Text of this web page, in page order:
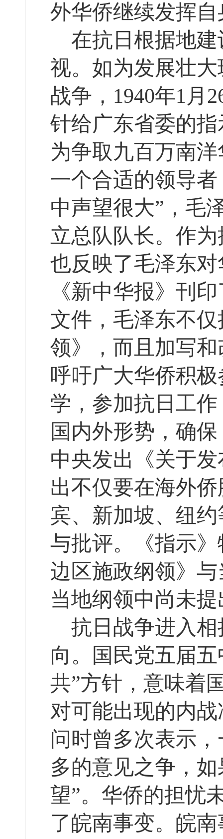
外华侨继续发挥
在抗日根据地
视。如为发展壮
战争，1940年1月
针给广东省委的
为争取九百万南
一个合适的领导
中声望很大”，毛
立总队队长。作
也反映了毛泽东
《新中华报》刊
文件，毛泽东不
领》，而且加写
呼吁广大华侨积
学，参加抗日工
国内外形势，确
中央发出《关于
出不仅要在海外
宾、新加坡、纽
与批评。《指示
边区施政纲领》
当地纲领中尚未
抗日战争进入
向。国民党五届
共”方针，意味着
对可能出现的内
问时曾多次表示
多的意见之争，
望”。华侨的担忧
了皖南事变。皖